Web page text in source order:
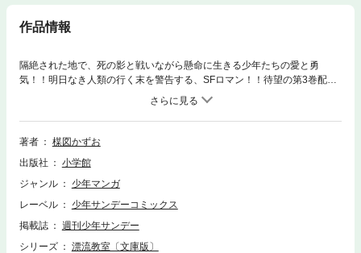
作品情報
隔絶された地で、死の影と戦いながら懸命に生きる少年たちの愛と勇
気！！明日なき人類の行く末を警告する、SFロマン！！待望の第3巻配
著者
楳図かずお
出版社
小学館
ジャンル
少年マンガ
レーベル
少年サンデーコミックス
掲載誌
週刊少年サンデー
シリーズ
漂流教室〔文庫版〕